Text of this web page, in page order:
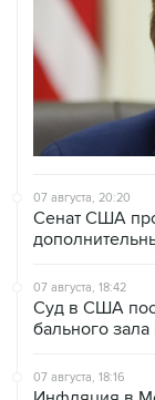
07 августа, 20:20
Сенат США
07 августа, 18:42
Суд в США
бального
07 августа, 18:16